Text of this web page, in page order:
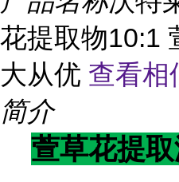
花提取物10:1
大从优 查看
简介
萱草花提